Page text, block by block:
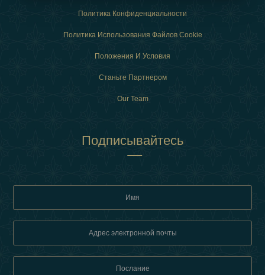
Политика Конфиденциальности
Политика Использования Файлов Cookie
Положения И Условия
Станьте Партнером
Our Team
Подписывайтесь